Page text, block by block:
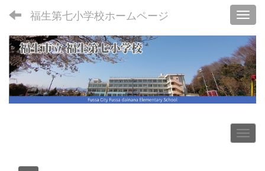
福生第七小学校ホームページ